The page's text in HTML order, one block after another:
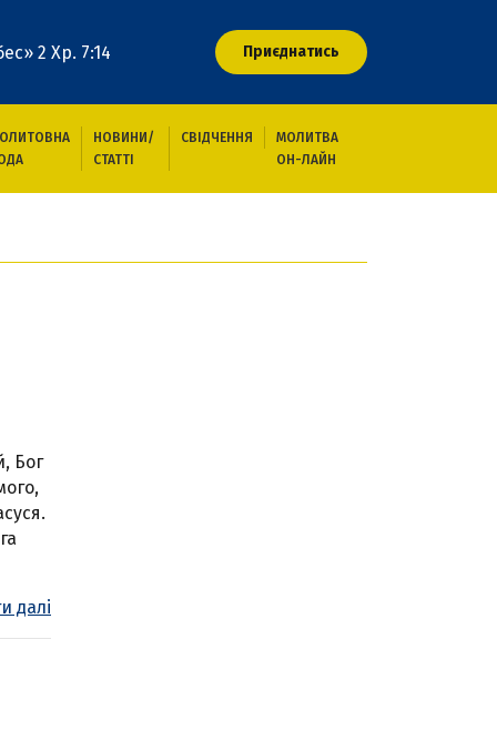
2 Хр. 7:14 Приєднатись
НОВИНИ/
СТАТТІ
СВІДЧЕННЯ
МОЛИТВА
ОН-ЛАЙН
Бог
далі